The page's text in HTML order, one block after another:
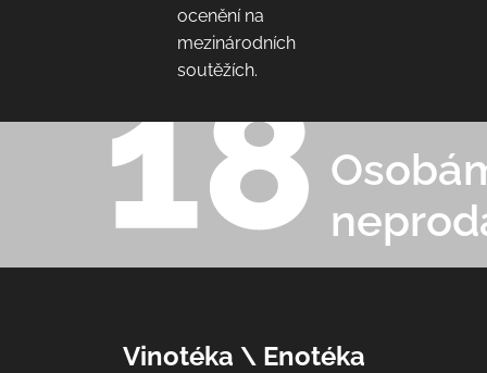
ocenění na
mezinárodních
soutěžích.
Vinotéka \ Enotéka